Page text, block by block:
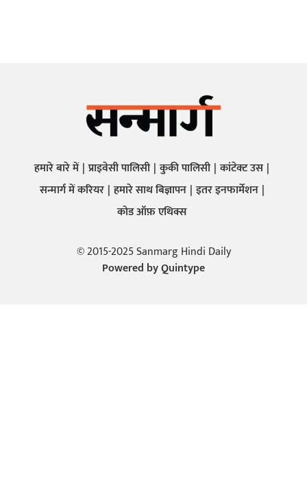
हमारे बारे में प्राइवेसी पालिसी कुकी पालिसी कांटेक्ट उस
सन्मार्ग में करियर हमारे साथ बिज्ञापन इतर इनफार्मेशन
कोड ऑफ़ एथिक्स
© 2015-2025 Sanmarg Hindi Daily
Powered byQuintype